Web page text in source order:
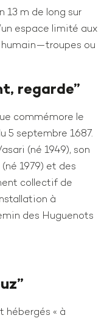
13 m de long sur
espace limité aux
humain—troupes ou
regarde”
commémore le
5 septembre 1687.
(né 1949), son
1979) et des
collectif de
à
des Huguenots
hébergés « à